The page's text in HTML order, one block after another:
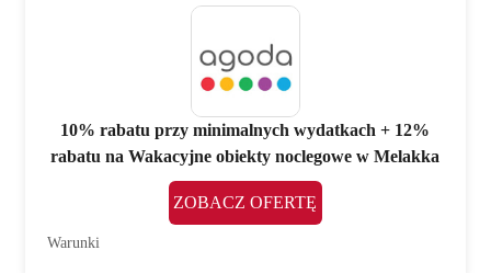
10% rabatu przy minimalnych wydatkach + 12%
rabatu na Wakacyjne obiekty noclegowe w Melakka
ZOBACZ OFERTĘ
Warunki